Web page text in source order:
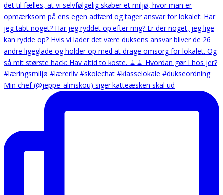
Min chef (@jeppe_almskou) siger katteæsken skal ud